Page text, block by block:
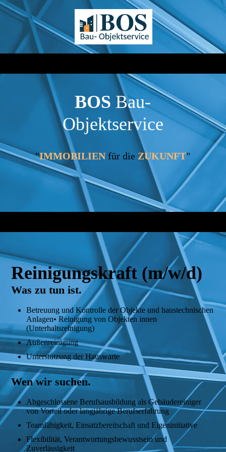
BOS Bau-
Objektservice
"IMMOBILIEN für die ZUKUNFT"
Reinigungskraft (m/w/d)
Was zu tun ist.
Betreuung und Kontrolle der Objekte und haustechnischen
Anlagen• Reinigung von Objekten innen
(Unterhaltsreinigung)
Außenreinigung
Unterstützung der Hauswarte
Wen wir suchen.
Abgeschlossene Berufsausbildung als Gebäudereiniger
von Vorteil oder langjährige Berufserfahrung
Teamfähigkeit, Einsatzbereitschaft und Eigeninitiative
Flexibilität, Verantwortungsbewusstsein und
Zuverlässigkeit